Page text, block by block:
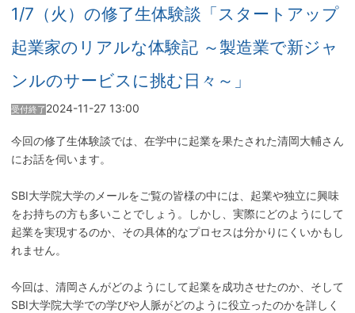
1/7（火）の修了生体験談「スタートアップ
起業家のリアルな体験記 ～製造業で新ジャ
ンルのサービスに挑む日々～」
受付終了2024-11-27 13:00
今回の修了生体験談では、在学中に起業を果たされた清岡大輔さん
にお話を伺います。
SBI大学院大学のメールをご覧の皆様の中には、起業や独立に興味
をお持ちの方も多いことでしょう。しかし、実際にどのようにして
起業を実現するのか、その具体的なプロセスは分かりにくいかもし
れません。
今回は、清岡さんがどのようにして起業を成功させたのか、そして
SBI大学院大学での学びや人脈がどのように役立ったのかを詳しく